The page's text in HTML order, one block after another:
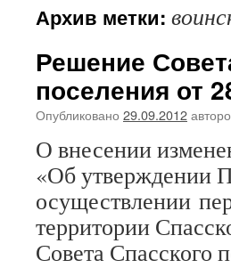
Архив метки:
Решение
поселения от
Опубликовано 29.09.2012
О внесении
«Об утверждении
осуществлении
территории
Совета Спасского